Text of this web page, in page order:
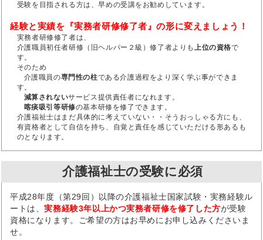
受験を目指される方は、早めの受講をお勧めしています。
経験と実績を『実務者研修修了者』の形に変えましょう！
実務者研修修了者は、
介護職員初任者研修（旧ヘルパー２級）修了者よりも上位の資格で
す。
そのため
介護職員の専門性の柱である介護過程をより深く学ぶ事ができま
す。
減算されないサービス提供責任者になれます。
喀痰吸引等研修の基本研修を修了できます。
介護福祉士はまだ具体的に考えていない・・そうおっしゃる方にも、
有資格者として自信を持ち、自覚と責任を感じていただける形あるも
のとなります。
介護福祉士の受験に必須
平成28年度（第29回）以降の介護福祉士国家試験・実務経験ル
ートは、実務経験3年以上かつ実務者研修を修了した方が受験
資格になります。ご希望の方はお早めにお申し込みくださいま
せ。